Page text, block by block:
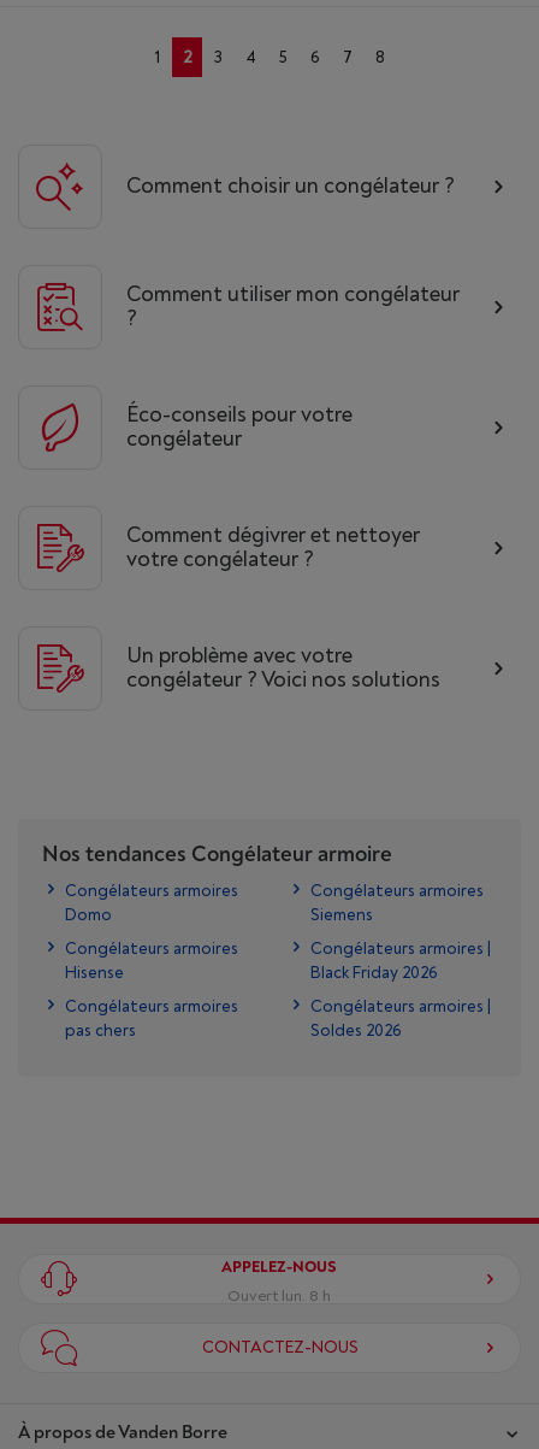
1 2 3 4 5 6 7 8
Comment choisir un congélateur ?
Comment utiliser mon congélateur
?
Éco-conseils pour votre
congélateur
Comment dégivrer et nettoyer
votre congélateur ?
Un problème avec votre
congélateur ? Voici nos solutions
Nos tendances Congélateur armoire
Congélateurs armoires
Domo
Congélateurs armoires
Hisense
Congélateurs armoires
pas chers
Congélateurs armoires
Siemens
Congélateurs armoires |
Black Friday 2026
Congélateurs armoires |
Soldes 2026
À propos de Vanden Borre
APPELEZ-NOUS
Ouvert lun. 8 h
CONTACTEZ-NOUS